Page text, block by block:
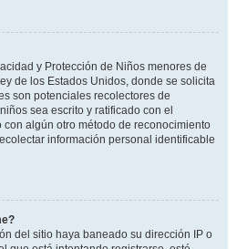
y Protección de Niños menores de
de los Estados Unidos, donde se solicita
son potenciales recolectores de
sea escrito y ratificado con el
algún otro método de reconocimiento
información personal identificable
del sitio haya baneado su dirección IP o